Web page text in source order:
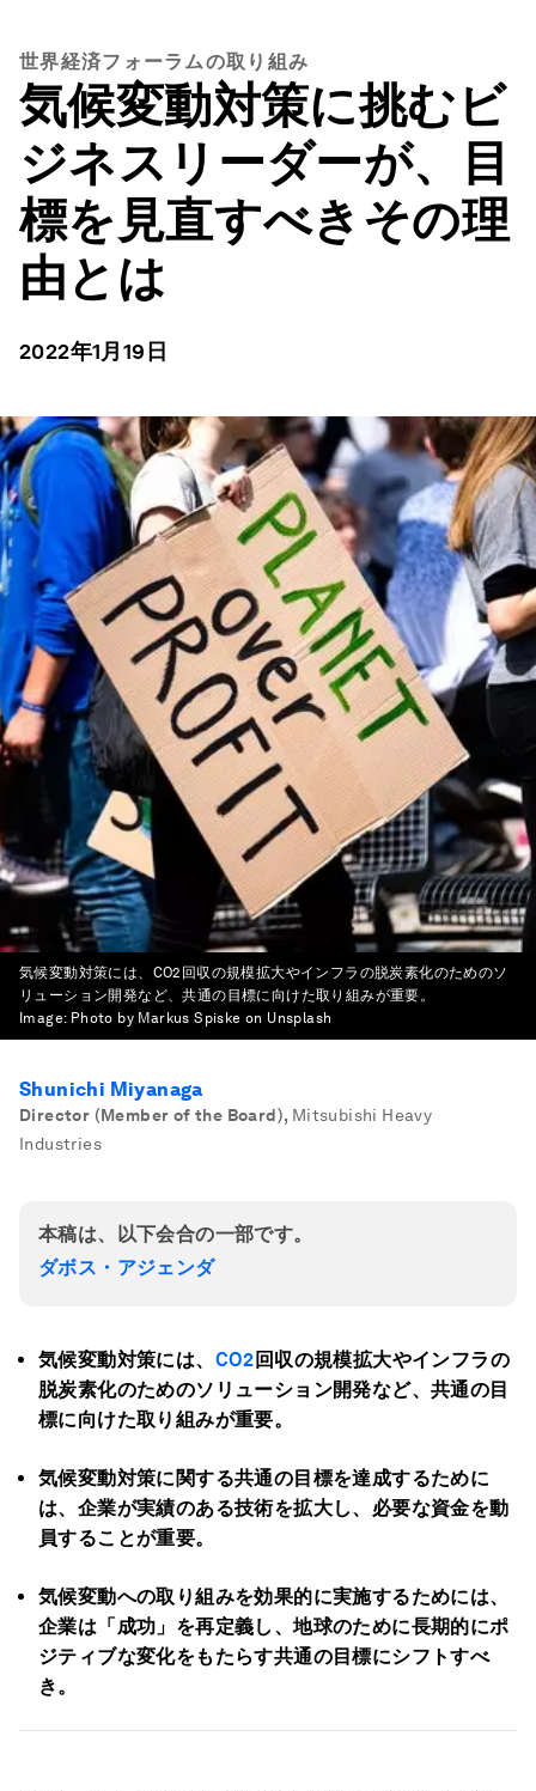
世界経済フォーラムの取り組み
気候変動対策に挑むビ
ジネスリーダーが、目
標を見直すべきその理
由とは
2022年1月19日
気候変動対策には、CO2回収の規模拡大やインフラの脱炭素化のためのソ
リューション開発など、共通の目標に向けた取り組みが重要。
Image: Photo by Markus Spiske on Unsplash
Shunichi Miyanaga
Director (Member of the Board), Mitsubishi Heavy
Industries
本稿は、以下会合の一部です。
ダボス・アジェンダ
気候変動対策には、 CO2 回収の規模拡大やインフラの
脱炭素化のためのソリューション開発など、共通の目
標に向けた取り組みが重要。
気候変動対策に関する共通の目標を達成するために
は、企業が実績のある技術を拡大し、必要な資金を動
員することが重要。
気候変動への取り組みを効果的に実施するためには、
企業は「成功」を再定義し、地球のために長期的にポ
ジティブな変化をもたらす共通の目標にシフトすべ
き。